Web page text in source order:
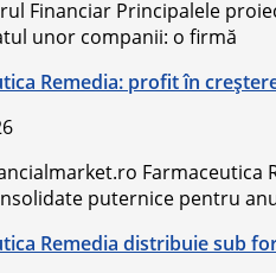
Financiar Principalele
unor companii: o firmă
Remedia: profit în
Farmaceutica
puternice pentru
Remedia distribuie sub